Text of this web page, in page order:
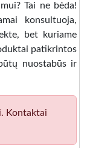
Tai ne bėda!
konsultuoja,
bet kuriame
patikrintos
nuostabūs ir
Kontaktai